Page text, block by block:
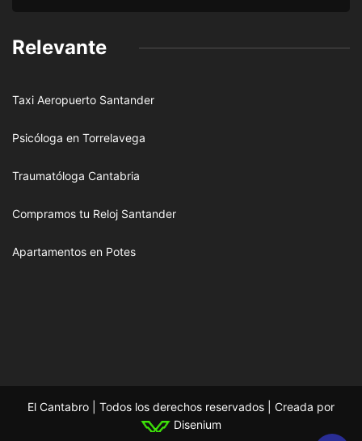
Relevante
Taxi Aeropuerto Santander
Psicóloga en Torrelavega
Traumatóloga Cantabria
Compramos tu Reloj Santander
Apartamentos en Potes
El Cantabro | Todos los derechos reservados | Creada por
Disenium